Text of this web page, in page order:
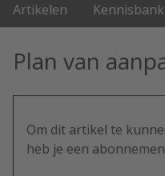
Artikelen Kennisbank
Plan van
Om dit artikel te
heb je een